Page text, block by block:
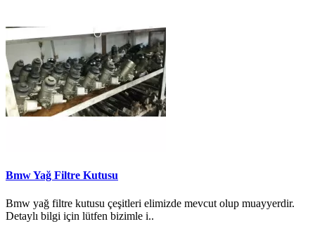
Bmw Yağ Filtre Kutusu
Bmw yağ filtre kutusu çeşitleri elimizde mevcut olup muayyerdir.
Detaylı bilgi için lütfen bizimle i..